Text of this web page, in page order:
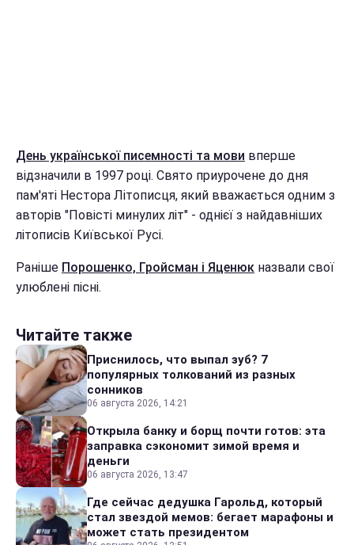
День української писемності та мови вперше
відзначили в 1997 році. Свято приурочене до дня
пам'яті Нестора Літописця, який вважається одним з
авторів "Повісті минулих літ" - однієї з найдавніших
літописів Київської Русі.
Раніше Порошенко, Гройсман і Яценюк назвали свої
улюблені пісні.
Читайте также
Приснилось, что выпал зуб? 7
популярных толкований из разных
сонников
06 августа 2026, 14:21
Открыла банку и борщ почти готов: эта
заправка сэкономит зимой время и
деньги
06 августа 2026, 13:47
Где сейчас дедушка Гарольд, который
стал звездой мемов: бегает марафоны и
может стать президентом